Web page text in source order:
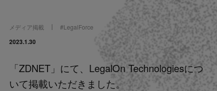
役員紹介
Service
News
メディア掲載 #LegalForce
2023.1.30
「ZDNET」にて、LegalOn Technologiesにつ
いて掲載いただきました。